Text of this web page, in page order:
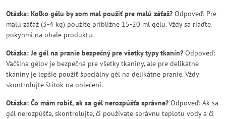
Otázka: Koľko gélu by som mal použiť pre malú záťaž? Odpoveď: Pre
malú záťaž (3-4 kg) použite približne 15-20 ml gélu. Vždy sa riaďte
pokynmi na obale produktu.
Otázka: Je gél na pranie bezpečný pre všetky typy tkanín? Odpoveď:
Väčšina gélov je bezpečná pre všetky tkaniny, ale pre delikátne
tkaniny je lepšie použiť špeciálny gél na delikátne pranie. Vždy
skontrolujte štítok na oblečení.
Otázka: Čo mám robiť, ak sa gél nerozpúšťa správne? Odpoveď: Ak sa
gél nerozpúšťa, skontrolujte, či používate správnu teplotu vody a či